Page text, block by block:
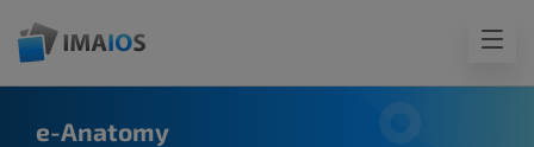
e-Anatomy